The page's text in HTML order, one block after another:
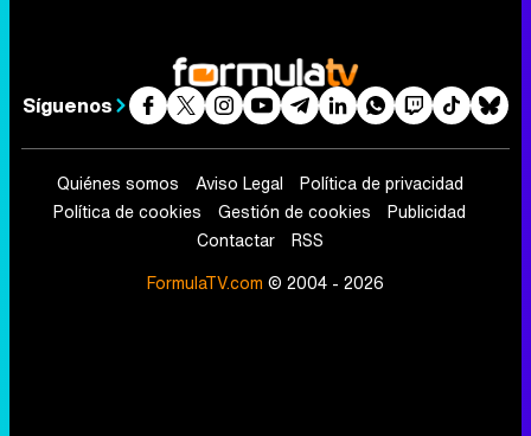
Síguenos
Quiénes somos Aviso Legal
Política de privacidad
Política de cookies
Gestión de cookies
Publicidad
Contactar
RSS
FormulaTV.com © 2004 - 2026